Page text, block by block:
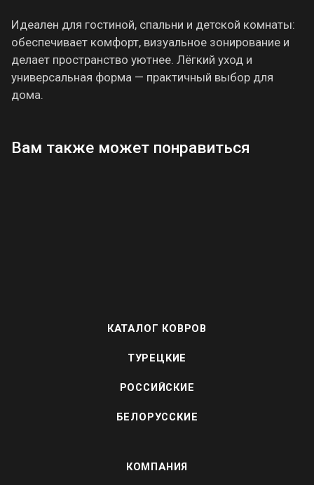
Идеален для гостиной, спальни и детской комнаты:
обеспечивает комфорт, визуальное зонирование и
делает пространство уютнее. Лёгкий уход и
универсальная форма — практичный выбор для
дома.
Вам также может понравиться
КАТАЛОГ КОВРОВ
ТУРЕЦКИЕ
РОССИЙСКИЕ
БЕЛОРУССКИЕ
КОМПАНИЯ